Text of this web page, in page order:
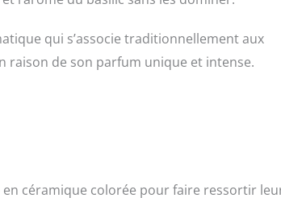
qui s’associe traditionnellement aux
raison de son parfum unique et intense.
en céramique colorée pour faire ressortir